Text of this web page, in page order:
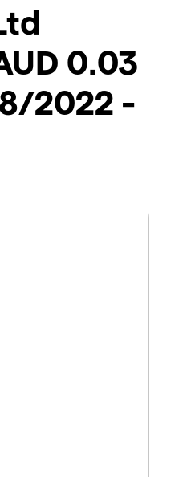
0.03
2022 -